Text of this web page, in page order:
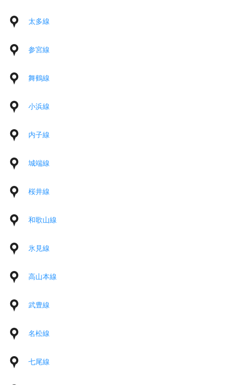
太多線
参宮線
舞鶴線
小浜線
内子線
城端線
桜井線
和歌山線
氷見線
高山本線
武豊線
名松線
七尾線